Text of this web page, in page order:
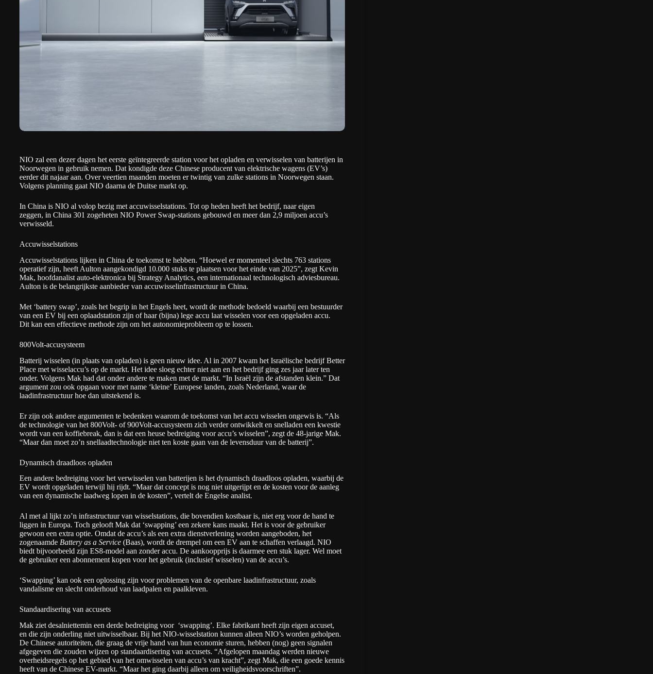
NIO zal een dezer dagen het eerste geïntegreerde station voor het opladen en verwisselen van batterijen in
Noorwegen in gebruik nemen. Dat kondigde deze Chinese producent van elektrische wagens (EV’s)
eerder dit najaar aan. Over veertien maanden moeten er twintig van zulke stations in Noorwegen staan.
Volgens planning gaat NIO daarna de Duitse markt op.
In China is NIO al volop bezig met accuwisselstations. Tot op heden heeft het bedrijf, naar eigen
zeggen, in China 301 zogeheten NIO Power Swap-stations gebouwd en meer dan 2,9 miljoen accu’s
verwisseld.
Accuwisselstations
Accuwisselstations lijken in China de toekomst te hebben. “Hoewel er momenteel slechts 763 stations
operatief zijn, heeft Aulton aangekondigd 10.000 stuks te plaatsen voor het einde van 2025”, zegt Kevin
Mak, hoofdanalist auto-elektronica bij Strategy Analytics, een internationaal technologisch adviesbureau.
Aulton is de belangrijkste aanbieder van accuwisselinfrastructuur in China.
Met ‘battery swap’, zoals het begrip in het Engels heet, wordt de methode bedoeld waarbij een bestuurder
van een EV bij een oplaadstation zijn of haar (bijna) lege accu laat wisselen voor een opgeladen accu.
Dit kan een effectieve methode zijn om het autonomieprobleem op te lossen.
800Volt-accusysteem
Batterij wisselen (in plaats van opladen) is geen nieuw idee. Al in 2007 kwam het Israëlische bedrijf Better
Place met wisselaccu’s op de markt. Het idee sloeg echter niet aan en het bedrijf ging zes jaar later ten
onder. Volgens Mak had dat onder andere te maken met de markt. “In Israël zijn de afstanden klein.” Dat
argument zou ook opgaan voor met name ‘kleine’ Europese landen, zoals Nederland, waar de
laadinfrastructuur hoe dan uitstekend is.
Er zijn ook andere argumenten te bedenken waarom de toekomst van het accu wisselen ongewis is. “Als
de technologie van het 800Volt- of 900Volt-accusysteem zich verder ontwikkelt en snelladen een kwestie
wordt van een koffiebreak, dan is dat een heuse bedreiging voor accu’s wisselen”, zegt de 48-jarige Mak.
“Maar dan moet zo’n snellaadtechnologie niet ten koste gaan van de levensduur van de batterij”.
Dynamisch draadloos opladen
Een andere bedreiging voor het verwisselen van batterijen is het dynamisch draadloos opladen, waarbij de
EV wordt opgeladen terwijl hij rijdt. “Maar dat concept is nog niet uitgerijpt en de kosten voor de aanleg
van een dynamische laadweg lopen in de kosten”, vertelt de Engelse analist.
Al met al lijkt zo’n infrastructuur van wisselstations, die bovendien kostbaar is, niet erg voor de hand te
liggen in Europa. Toch gelooft Mak dat ‘swapping’ een zekere kans maakt. Het is voor de gebruiker
gewoon een extra optie. Omdat de accu’s als een extra dienstverlening worden aangeboden, het
zogenaamde Battery as a Service (Baas), wordt de drempel om een EV aan te schaffen verlaagd. NIO
biedt bijvoorbeeld zijn ES8-model aan zonder accu. De aankoopprijs is daarmee een stuk lager. Wel moet
de gebruiker een abonnement kopen voor het gebruik (inclusief wisselen) van de accu’s.
‘Swapping’ kan ook een oplossing zijn voor problemen van de openbare laadinfrastructuur, zoals
vandalisme en slecht onderhoud van laadpalen en paalkleven.
Standaardisering van accusets
Mak ziet desalniettemin een derde bedreiging voor ‘swapping’. Elke fabrikant heeft zijn eigen accuset,
en die zijn onderling niet uitwisselbaar. Bij het NIO-wisselstation kunnen alleen NIO’s worden geholpen.
De Chinese autoriteiten, die graag de vrije hand van hun economie sturen, hebben (nog) geen signalen
afgegeven die zouden wijzen op standaardisering van accusets. “Afgelopen maandag werden nieuwe
overheidsregels op het gebied van het omwisselen van accu’s van kracht”, zegt Mak, die een goede kennis
heeft van de Chinese EV-markt. “Maar het ging daarbij alleen om veiligheidsvoorschriften”.